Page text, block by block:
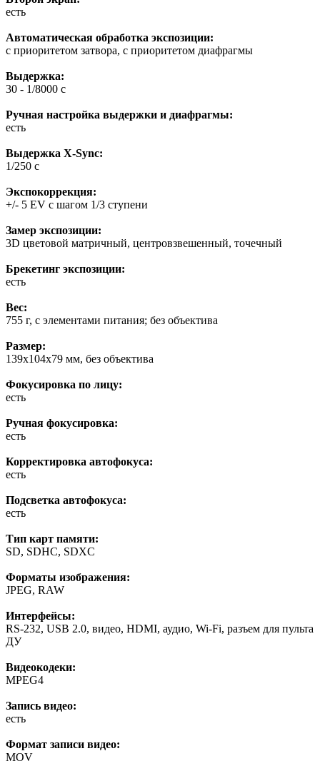
есть
Автоматическая обработка экспозиции:
с приоритетом затвора, с приоритетом диафрагмы
Выдержка:
30 - 1/8000 с
Ручная настройка выдержки и диафрагмы:
есть
Выдержка X-Sync:
1/250 c
Экспокоррекция:
+/- 5 EV с шагом 1/3 ступени
Замер экспозиции:
3D цветовой матричный, центровзвешенный, точечный
Брекетинг экспозиции:
есть
Вес:
755 г, с элементами питания; без объектива
Размер:
139x104x79 мм, без объектива
Фокусировка по лицу:
есть
Ручная фокусировка:
есть
Корректировка автофокуса:
есть
Подсветка автофокуса:
есть
Тип карт памяти:
SD, SDHC, SDXC
Форматы изображения:
JPEG, RAW
Интерфейсы:
RS-232, USB 2.0, видео, HDMI, аудио, Wi-Fi, разъем для пульта
ДУ
Видеокодеки:
MPEG4
Запись видео:
есть
Формат записи видео:
MOV